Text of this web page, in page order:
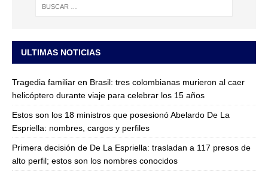
ULTIMAS NOTICIAS
Tragedia familiar en Brasil: tres colombianas murieron al caer
helicóptero durante viaje para celebrar los 15 años
Estos son los 18 ministros que posesionó Abelardo De La
Espriella: nombres, cargos y perfiles
Primera decisión de De La Espriella: trasladan a 117 presos de
alto perfil; estos son los nombres conocidos